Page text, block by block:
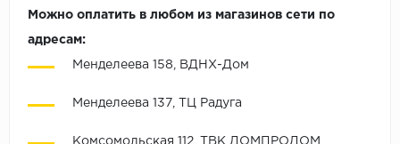
Можно оплатить в любом из магазинов сети по
адресам:
Менделеева 158, ВДНХ-Дом
Менделеева 137, ТЦ Радуга
Комсомольская 112, ТВК ДОМПРОДОМ